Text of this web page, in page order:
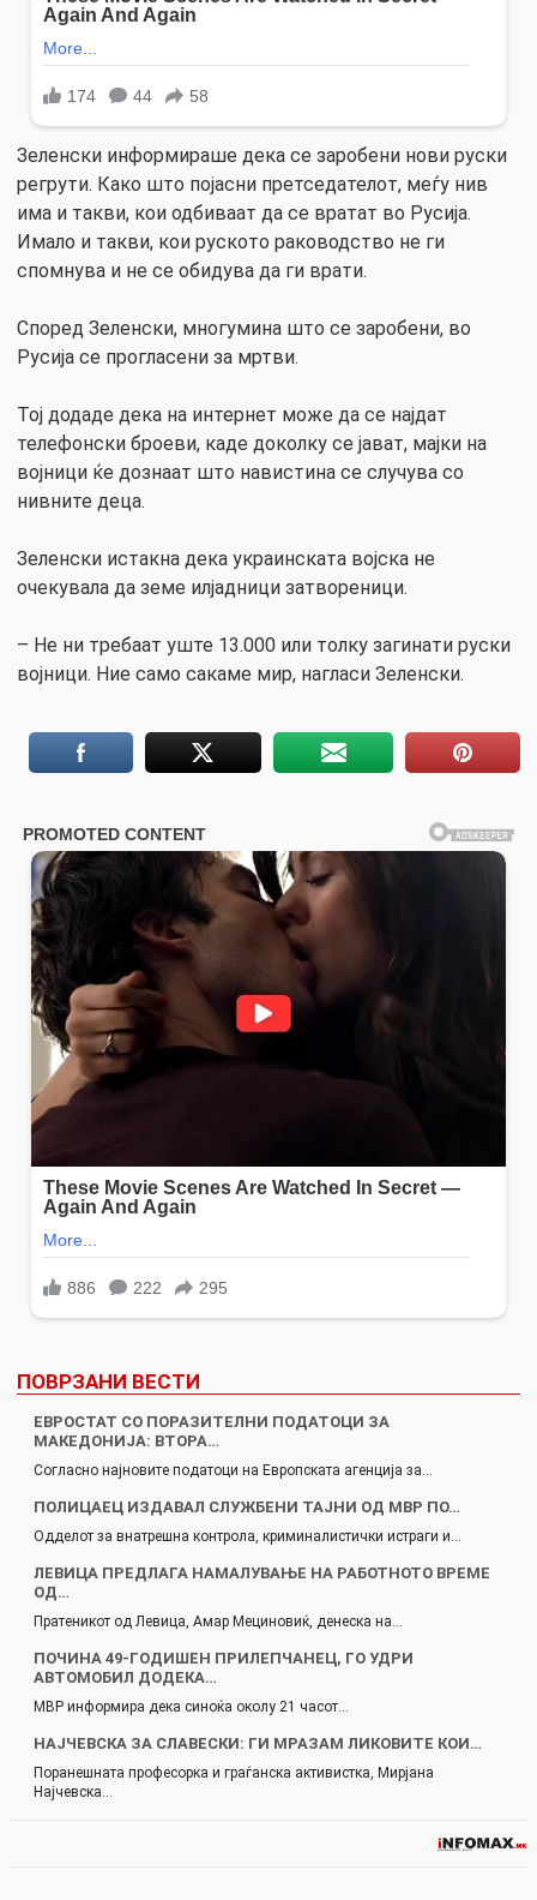
Зеленски информираше дека се заробени нови руски
регрути. Како што појасни претседателот, меѓу нив
има и такви, кои одбиваат да се вратат во Русија.
Имало и такви, кои руското раководство не ги
спомнува и не се обидува да ги врати.
Според Зеленски, многумина што се заробени, во
Русија се прогласени за мртви.
Тој додаде дека на интернет може да се најдат
телефонски броеви, каде доколку се јават, мајки на
војници ќе дознаат што навистина се случува со
нивните деца.
Зеленски истакна дека украинската војска не
очекувала да земе илјадници затвореници.
– Не ни требаат уште 13.000 или толку загинати руски
војници. Ние само сакаме мир, нагласи Зеленски.
ПОВРЗАНИ ВЕСТИ
ЕВРОСТАТ СО ПОРАЗИТЕЛНИ ПОДАТОЦИ ЗА
МАКЕДОНИЈА: ВТОРА…
Согласно најновите податоци на Европската агенција за…
ПОЛИЦАЕЦ ИЗДАВАЛ СЛУЖБЕНИ ТАЈНИ ОД МВР ПО…
Одделот за внатрешна контрола, криминалистички истраги и…
ЛЕВИЦА ПРЕДЛАГА НАМАЛУВАЊЕ НА РАБОТНОТО ВРЕМЕ
ОД…
Пратеникот од Левица, Амар Мециновиќ, денеска на…
ПОЧИНА 49-ГОДИШЕН ПРИЛЕПЧАНЕЦ, ГО УДРИ
АВТОМОБИЛ ДОДЕКА…
МВР информира дека синоќа околу 21 часот…
НАЈЧЕВСКА ЗА СЛАВЕСКИ: ГИ МРАЗАМ ЛИКОВИТЕ КОИ…
Поранешната професорка и граѓанска активистка, Мирјана
Најчевска…